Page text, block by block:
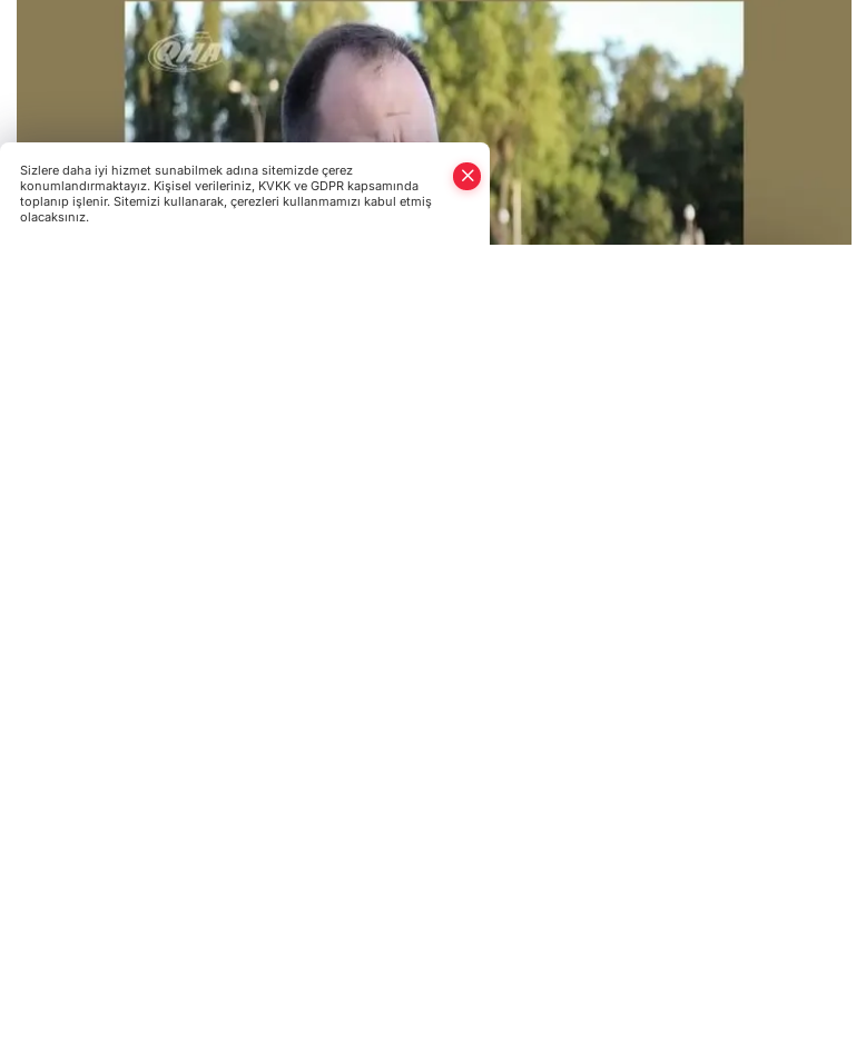
Sizlere daha iyi hizmet sunabilmek adına sitemizde çerez
konumlandırmaktayız. Kişisel verileriniz, KVKK ve GDPR kapsamında
toplanıp işlenir. Sitemizi kullanarak, çerezleri kullanmamızı kabul etmiş
olacaksınız.